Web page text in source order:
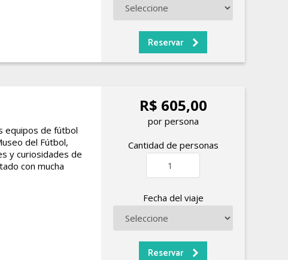
equipos de fútbol
del Fútbol,
y curiosidades de
con mucha
R$ 605,00
por persona
Cantidad de personas
Fecha del viaje